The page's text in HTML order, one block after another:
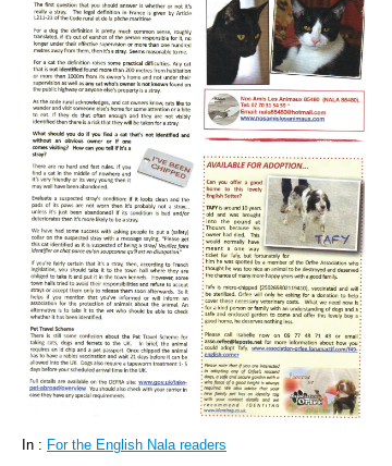
In : For the English Nala readers